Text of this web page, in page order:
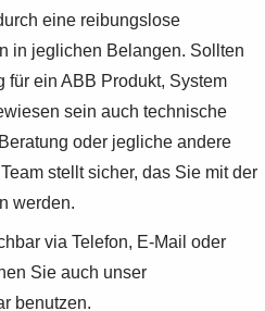
eine reibungslose
in jeglichen Belangen. Sollten
ein ABB Produkt, System
sein auch technische
oder jegliche andere
stellt sicher, das Sie mit der
werden.
via Telefon, E-Mail oder
Sie auch unser
benutzen.